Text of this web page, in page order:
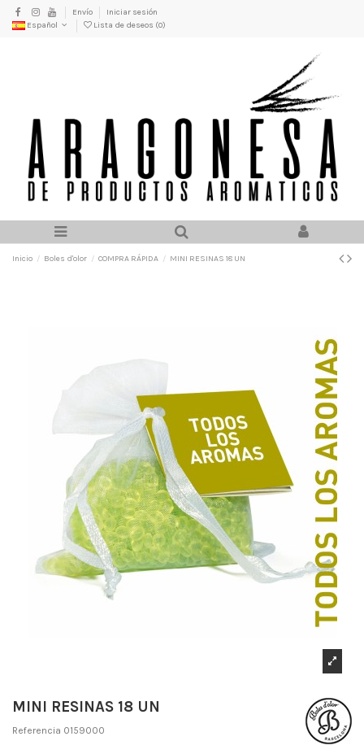
Envío
Iniciar sesión
Español
Lista de deseos (0)
Inicio Boles d'olor COMPRA RÁPIDA MINI RESINAS 18 UN
MINI RESINAS 18 UN
Referencia 0159000